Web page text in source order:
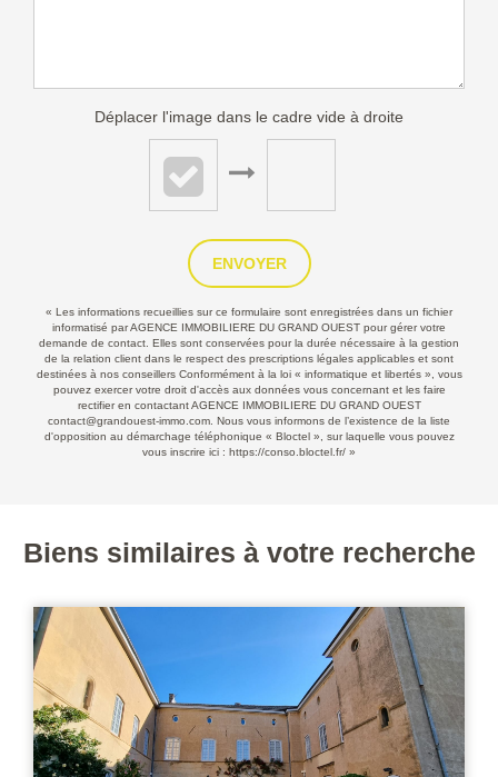
Déplacer l'image dans le cadre vide à droite
ENVOYER
« Les informations recueillies sur ce formulaire sont enregistrées dans un fichier
informatisé par AGENCE IMMOBILIERE DU GRAND OUEST pour gérer votre
demande de contact. Elles sont conservées pour la durée nécessaire à la gestion
de la relation client dans le respect des prescriptions légales applicables et sont
destinées à nos conseillers Conformément à la loi « informatique et libertés », vous
pouvez exercer votre droit d'accès aux données vous concernant et les faire
rectifier en contactant AGENCE IMMOBILIERE DU GRAND OUEST
contact@grandouest-immo.com. Nous vous informons de l’existence de la liste
d'opposition au démarchage téléphonique « Bloctel », sur laquelle vous pouvez
vous inscrire ici : https://conso.bloctel.fr/ »
Biens similaires à votre recherche